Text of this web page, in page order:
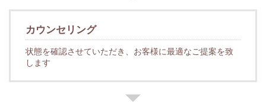
カウンセリング
状態を確認させていただき、お客様に最適なご提案を致
します